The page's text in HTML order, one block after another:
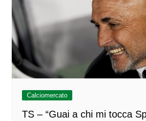
Calciomercato
TS – “Guai a chi mi tocca